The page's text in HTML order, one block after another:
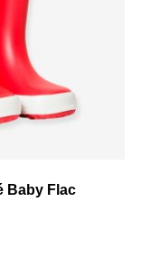
Baby Flac